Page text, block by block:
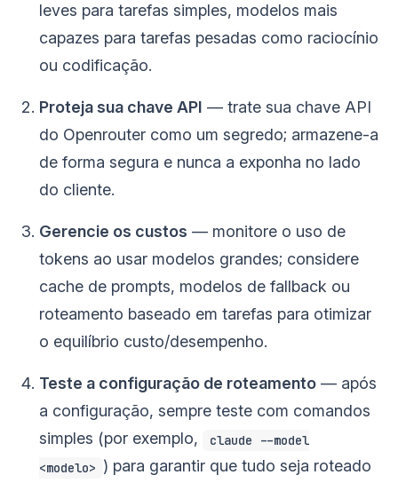
leves para tarefas simples, modelos mais
capazes para tarefas pesadas como raciocínio
ou codificação.
Proteja sua chave API — trate sua chave API
do Openrouter como um segredo; armazene-a
de forma segura e nunca a exponha no lado
do cliente.
Gerencie os custos — monitore o uso de
tokens ao usar modelos grandes; considere
cache de prompts, modelos de fallback ou
roteamento baseado em tarefas para otimizar
o equilíbrio custo/desempenho.
Teste a configuração de roteamento — após
a configuração, sempre teste com comandos
simples (por exemplo,
claude --model
<modelo> ) para garantir que tudo seja roteado